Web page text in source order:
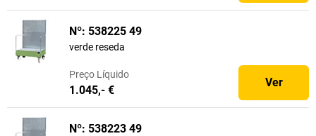
Nº: 538225 49
verde reseda
Preço Líquido
1.045,- €
Ver
Nº: 538223 49